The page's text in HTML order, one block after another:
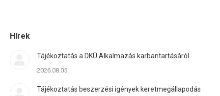
Hírek
Tájékoztatás a DKÜ Alkalmazás karbantartásáról
2026.08.05.
Tájékoztatás beszerzési igények keretmegállapodás